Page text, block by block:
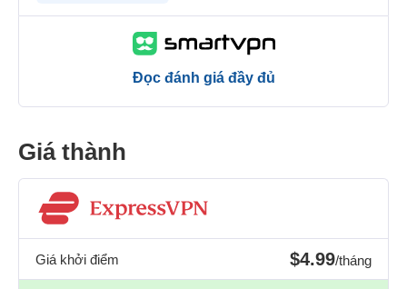
Đọc đánh giá đầy đủ
Giá thành
Giá khởi điểm $4.99/tháng